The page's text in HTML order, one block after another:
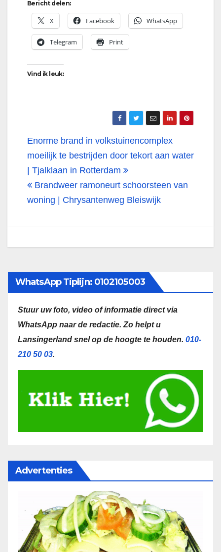
Bericht delen:
X Facebook WhatsApp
Telegram Print
Vind ik leuk:
Bericht
navigatie
Enorme brand in volkstuinencomplex
moeilijk te bestrijden door tekort aan water
| Tjalklaan in Rotterdam
Brandweer ramoneurt schoorsteen van
woning | Chrysantenweg Bleiswijk
WhatsApp Tiplijn: 0102105003
Stuur uw foto, video of informatie direct via
WhatsApp naar de redactie. Zo helpt u
Lansingerland snel op de hoogte te houden. 010-
210 50 03.
Advertenties